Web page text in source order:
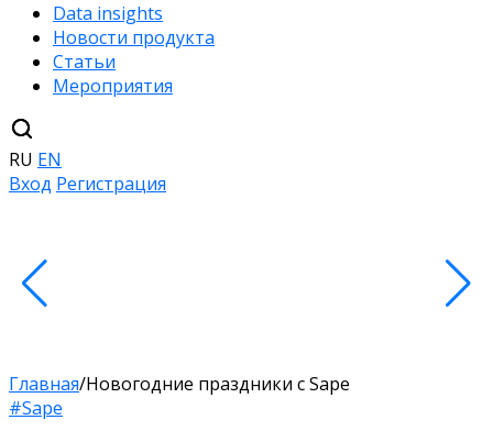
Data insights
Новости продукта
Статьи
Мероприятия
RU EN
Вход Регистрация
Главная/Новогодние праздники c Sape
#Sape